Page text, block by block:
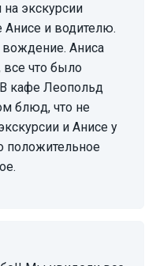
экскурсии
Анисе и водителю.
Аниса
все что было
кафе Леопольд
блюд, что не
и Анисе у
положительное